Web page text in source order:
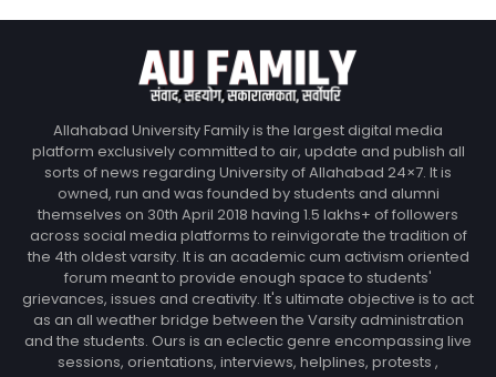
Allahabad University Family is the largest digital media
platform exclusively committed to air, update and publish all
sorts of news regarding University of Allahabad 24×7. It is
owned, run and was founded by students and alumni
themselves on 30th April 2018 having 1.5 lakhs+ of followers
across social media platforms to reinvigorate the tradition of
the 4th oldest varsity. It is an academic cum activism oriented
forum meant to provide enough space to students'
grievances, issues and creativity. It's ultimate objective is to act
as an all weather bridge between the Varsity administration
and the students. Ours is an eclectic genre encompassing live
sessions, orientations, interviews, helplines, protests ,